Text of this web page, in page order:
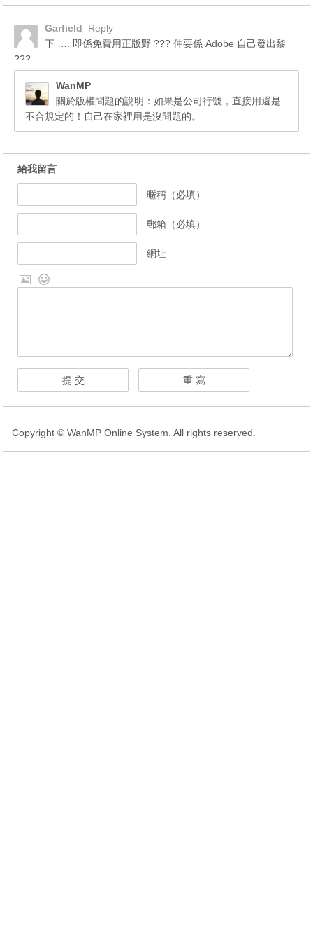
Garfield
Reply
下 …. 即係免費用正版野 ??? 仲要係 Adobe 自己發出黎
???
WanMP
關於版權問題的說明：如果是公司行號，直接用還是
不合規定的！自己在家裡用是沒問題的。
給我留言
暱稱（必填）
郵箱（必填）
網址
Copyright © WanMP Online System. All rights reserved.